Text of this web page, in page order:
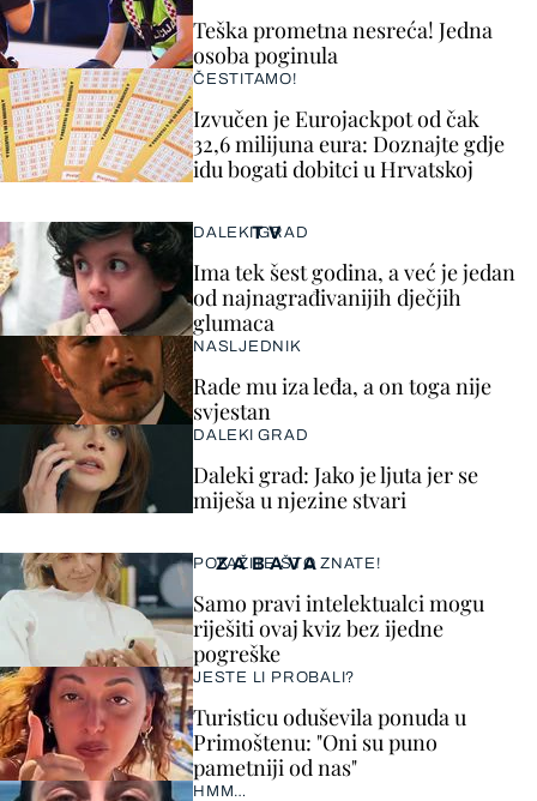
Teška prometna nesreća! Jedna
osoba poginula
ČESTITAMO!
Izvučen je Eurojackpot od čak
32,6 milijuna eura: Doznajte gdje
idu bogati dobitci u Hrvatskoj
ZABAVA
POKAŽITE ŠTO ZNATE!
Samo pravi intelektualci mogu
riješiti ovaj kviz bez ijedne
pogreške
JESTE LI PROBALI?
Turisticu oduševila ponuda u
Primoštenu: "Oni su puno
pametniji od nas"
HMM…
TV
DALEKI GRAD
Ima tek šest godina, a već je jedan
od najnagrađivanijih dječjih
glumaca
NASLJEDNIK
Rade mu iza leđa, a on toga nije
svjestan
DALEKI GRAD
Daleki grad: Jako je ljuta jer se
miješa u njezine stvari